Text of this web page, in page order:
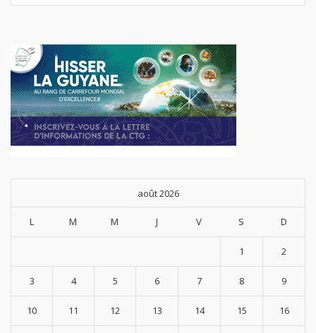
août 2026
L M M J V S D
1 2
3 4 5 6 7 8 9
10 11 12 13 14 15 16